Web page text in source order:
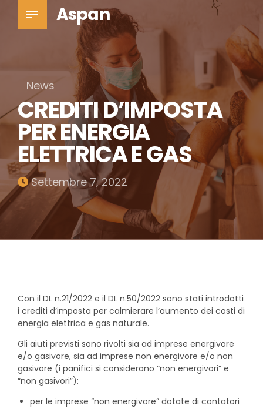
Aspan
News
CREDITI D’IMPOSTA
PER ENERGIA
ELETTRICA E GAS
Settembre 7, 2022
Con il DL n.21/2022 e il DL n.50/2022 sono stati introdotti
i crediti d’imposta per calmierare l’aumento dei costi di
energia elettrica e gas naturale.
Gli aiuti previsti sono rivolti sia ad imprese energivore
e/o gasivore, sia ad imprese non energivore e/o non
gasivore (i panifici si considerano “non energivori” e
“non gasivori”):
per le imprese “non energivore” dotate di contatori